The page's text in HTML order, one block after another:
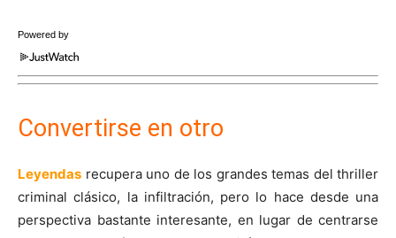
Powered by
Convertirse en otro
Leyendas recupera uno de los grandes temas del thriller
criminal clásico, la infiltración, pero lo hace desde una
perspectiva bastante interesante, en lugar de centrarse